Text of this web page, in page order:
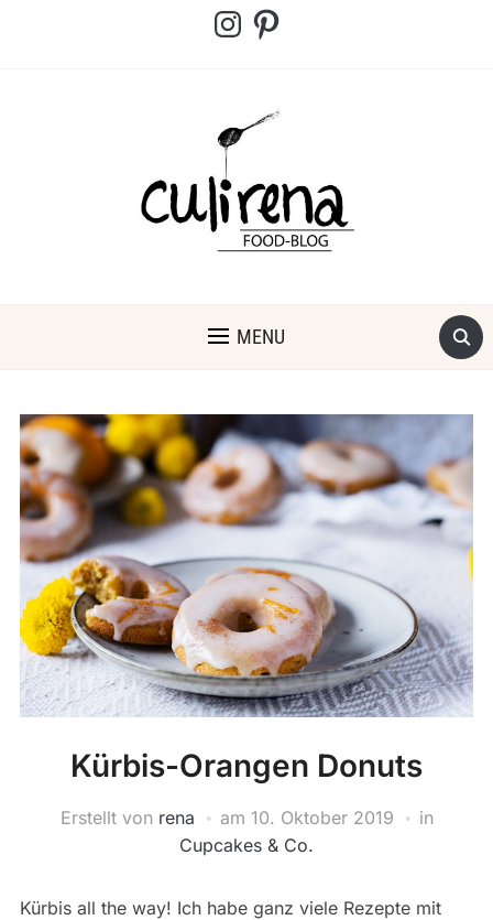
InstagramPinterest
MENU
Kürbis-Orangen Donuts
Erstellt von rena am 10. Oktober 2019
in
Cupcakes & Co.
Kürbis all the way! Ich habe ganz viele Rezepte mit